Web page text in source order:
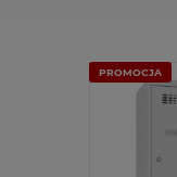
PROMOCJA